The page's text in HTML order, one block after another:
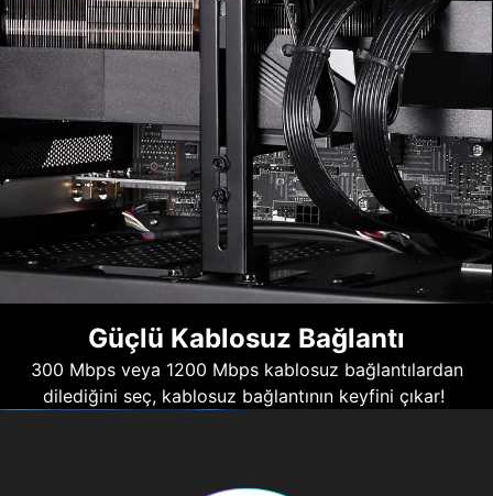
Güçlü Kablosuz Bağlantı
300 Mbps veya 1200 Mbps kablosuz bağlantılardan
dilediğini seç, kablosuz bağlantının keyfini çıkar!